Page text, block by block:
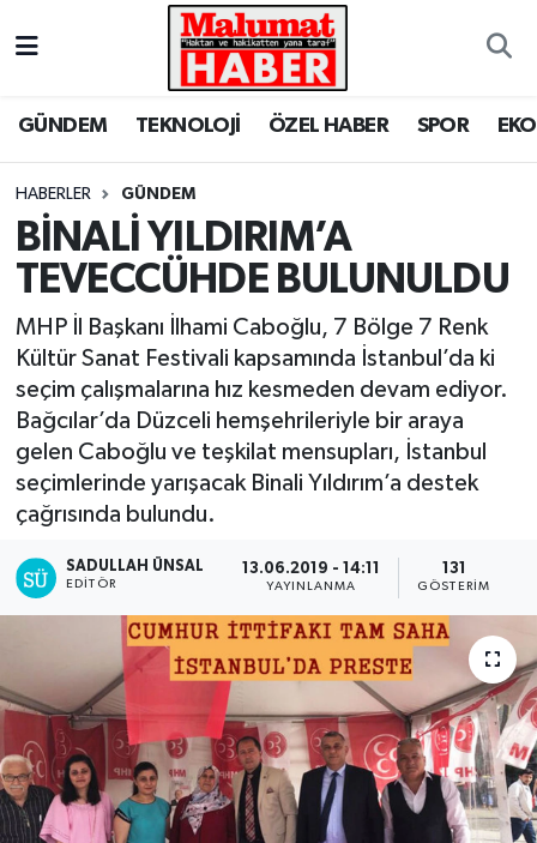
GÜNDEM TEKNOLOJİ ÖZEL HABER SPOR
HABERLER GÜNDEM
BİNALİ YILDIRIM’A
TEVECCÜHDE BULUNULDU
MHP İl Başkanı İlhami Caboğlu, 7 Bölge 7 Renk
Kültür Sanat Festivali kapsamında İstanbul’da ki
seçim çalışmalarına hız kesmeden devam ediyor.
Bağcılar’da Düzceli hemşehrileriyle bir araya
gelen Caboğlu ve teşkilat mensupları, İstanbul
seçimlerinde yarışacak Binali Yıldırım’a destek
çağrısında bulundu.
SADULLAH ÜNSAL
EDITÖR
13.06.2019 - 14:11
YAYINLANMA
131
GÖSTERIM
Nöbetçi Eczaneler
Trafik Durumu
Süper Lig Puan Durumu ve Fikstür
Tüm Manşetler
Son Dakika Haberleri
Haber Arşivi